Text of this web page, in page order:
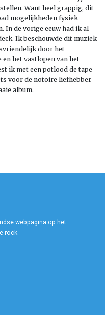
Want heel grappig, dit
mogelijkheden fysiek
In de vorige eeuw had ik al
Ik beschouwde dit muziek
door het
en het vastlopen van het
ik met een potlood de tape
voor de notoire liefhebber
album.
webpagina op het
rock.